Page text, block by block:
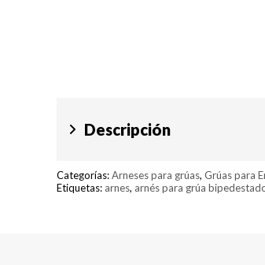
Descripción
Categorías:Arneses para grúas, Grúas para
Etiquetas: arnes, arnés para grúa